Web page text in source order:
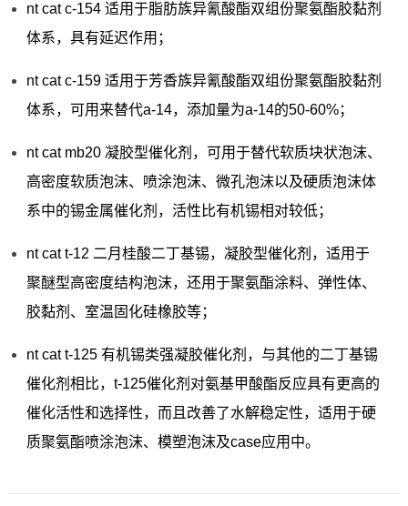
nt cat c-154 适用于脂肪族异氰酸酯双组份聚氨酯胶黏剂
体系，具有延迟作用；
nt cat c-159 适用于芳香族异氰酸酯双组份聚氨酯胶黏剂
体系，可用来替代a-14，添加量为a-14的50-60%；
nt cat mb20 凝胶型催化剂，可用于替代软质块状泡沫、
高密度软质泡沫、喷涂泡沫、微孔泡沫以及硬质泡沫体
系中的锡金属催化剂，活性比有机锡相对较低；
nt cat t-12 二月桂酸二丁基锡，凝胶型催化剂，适用于
聚醚型高密度结构泡沫，还用于聚氨酯涂料、弹性体、
胶黏剂、室温固化硅橡胶等；
nt cat t-125 有机锡类强凝胶催化剂，与其他的二丁基锡
催化剂相比，t-125催化剂对氨基甲酸酯反应具有更高的
催化活性和选择性，而且改善了水解稳定性，适用于硬
质聚氨酯喷涂泡沫、模塑泡沫及case应用中。